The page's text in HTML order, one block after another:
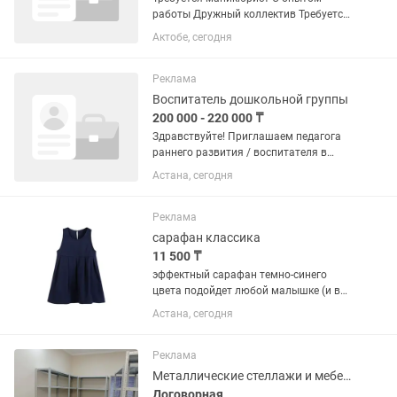
работы Дружный коллектив Требуется
аккуратность .тактичность Район
сазда сзади БЦ Мир
Актобе, сегодня
Реклама
Воспитатель дошкольной группы
200 000 - 220 000 ₸
Здравствуйте! Приглашаем педагога
раннего развития / воспитателя в
детский центр «Оранжевый мир».
РАБОТА НА ПОЛДНЯ. Группа детей 2,5-
17 лет. Мы помогаем детям...
Астана, сегодня
Реклама
сарафан классика
11 500 ₸
эффектный сарафан темно-синего
цвета подойдет любой малышке (и в
пир , и в мир одеть можно), рост на 120
см и на 130 см, 70% хлопка и 30
Астана, сегодня
Реклама
Металлические стеллажи и мебель